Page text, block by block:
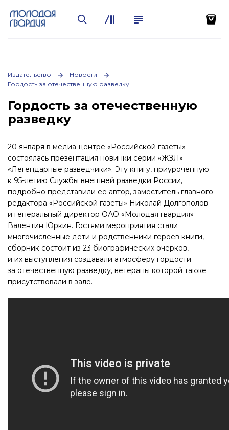
Издательство
Новости
Гордость за отечественную разведку
Гордость за отечественную
разведку
20 января в медиа-центре «Российской газеты»
состоялась презентация новинки серии «ЖЗЛ»
«Легендарные разведчики». Эту книгу, приуроченную
к 95-летию Службы внешней разведки России,
подробно представили ее автор, заместитель главного
редактора «Российской газеты» Николай Долгополов
и генеральный директор ОАО «Молодая гвардия»
Валентин Юркин. Гостями мероприятия стали
многочисленные дети и родственники героев книги, —
сборник состоит из 23 биографических очерков, —
и их выступления создавали атмосферу гордости
за отечественную разведку, ветераны которой также
присутствовали в зале.